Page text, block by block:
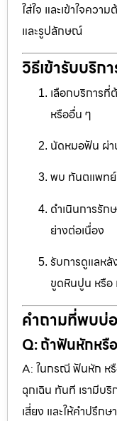
ใส่ใจ และเข้าใจคว
และรูปลักษณ์
วิธีเข้ารับบริก
เลือกบริการ
หรืออื่น ๆ
นัดหมอฟัน ผ่า
พบ ทันตแพทย์
ดำเนินการรั
ย่างต่อเนื่อง
รับการดูแลหลั
ขูดหินปูน หรือ
คำถามที่พบบ่
Q: ถ้าฟันหักหรื
A: ในกรณี ฟันหัก ห
ฉุกเฉิน ทันที เรามีบ
เสี่ยง และให้คำปรึก